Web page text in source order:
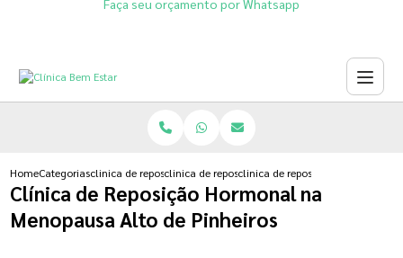
Faça seu orçamento por Whatsapp
HomeCategoriasclinica de reposicao hormonalclinica de reposicao de testosterona
clinica de reposicao hormonal
Clínica de Reposição Hormonal na
Menopausa Alto de Pinheiros